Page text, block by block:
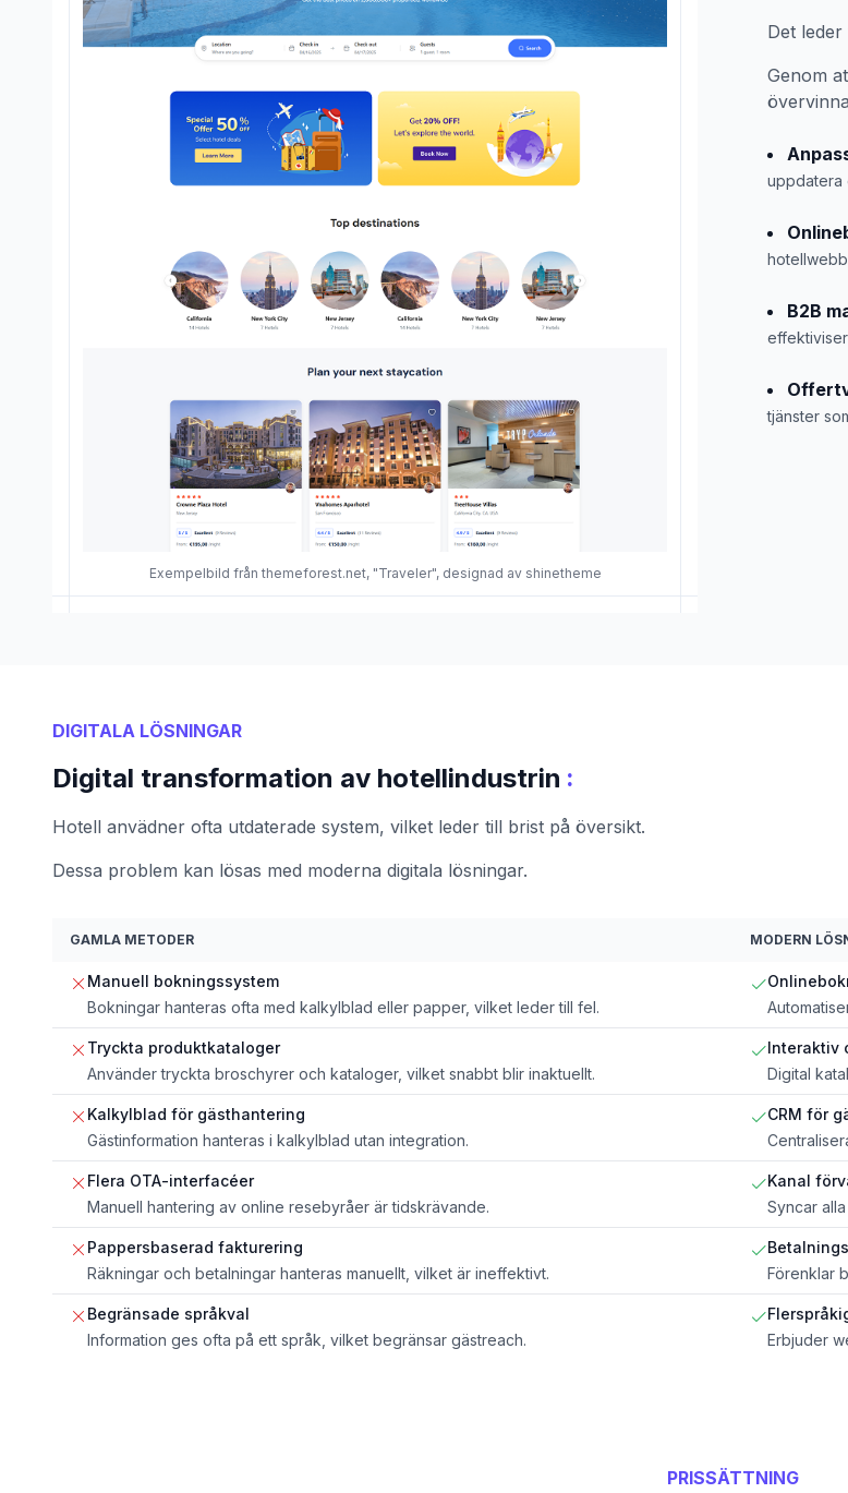
Exempelbild från themeforest.net, "Traveler", designad av shinetheme
Det
Genom
uppdatera
B2B
tjänster
DIGITALA LÖSNINGAR
Digital transformation av hotellindustrin :
Hotell anvädner ofta utdaterade system, vilket leder till brist på översikt.
Dessa problem kan lösas med moderna digitala lösningar.
GAMLA METODER MODERN
Manuell bokningssystem
Bokningar hanteras ofta med kalkylblad eller papper, vilket leder till fel.
Tryckta produktkataloger
Använder tryckta broschyrer och kataloger, vilket snabbt blir inaktuellt.
Interaktiv
Digital
Kalkylblad för gästhantering
Gästinformation hanteras i kalkylblad utan integration.
CRM för
Flera OTA-interfacéer
Manuell hantering av online resebyråer är tidskrävande.
Kanal
Syncar
Pappersbaserad fakturering
Räkningar och betalningar hanteras manuellt, vilket är ineffektivt.
Förenklar
Begränsade språkval
Information ges ofta på ett språk, vilket begränsar gästreach.
Erbjuder
PRISSÄTTNING